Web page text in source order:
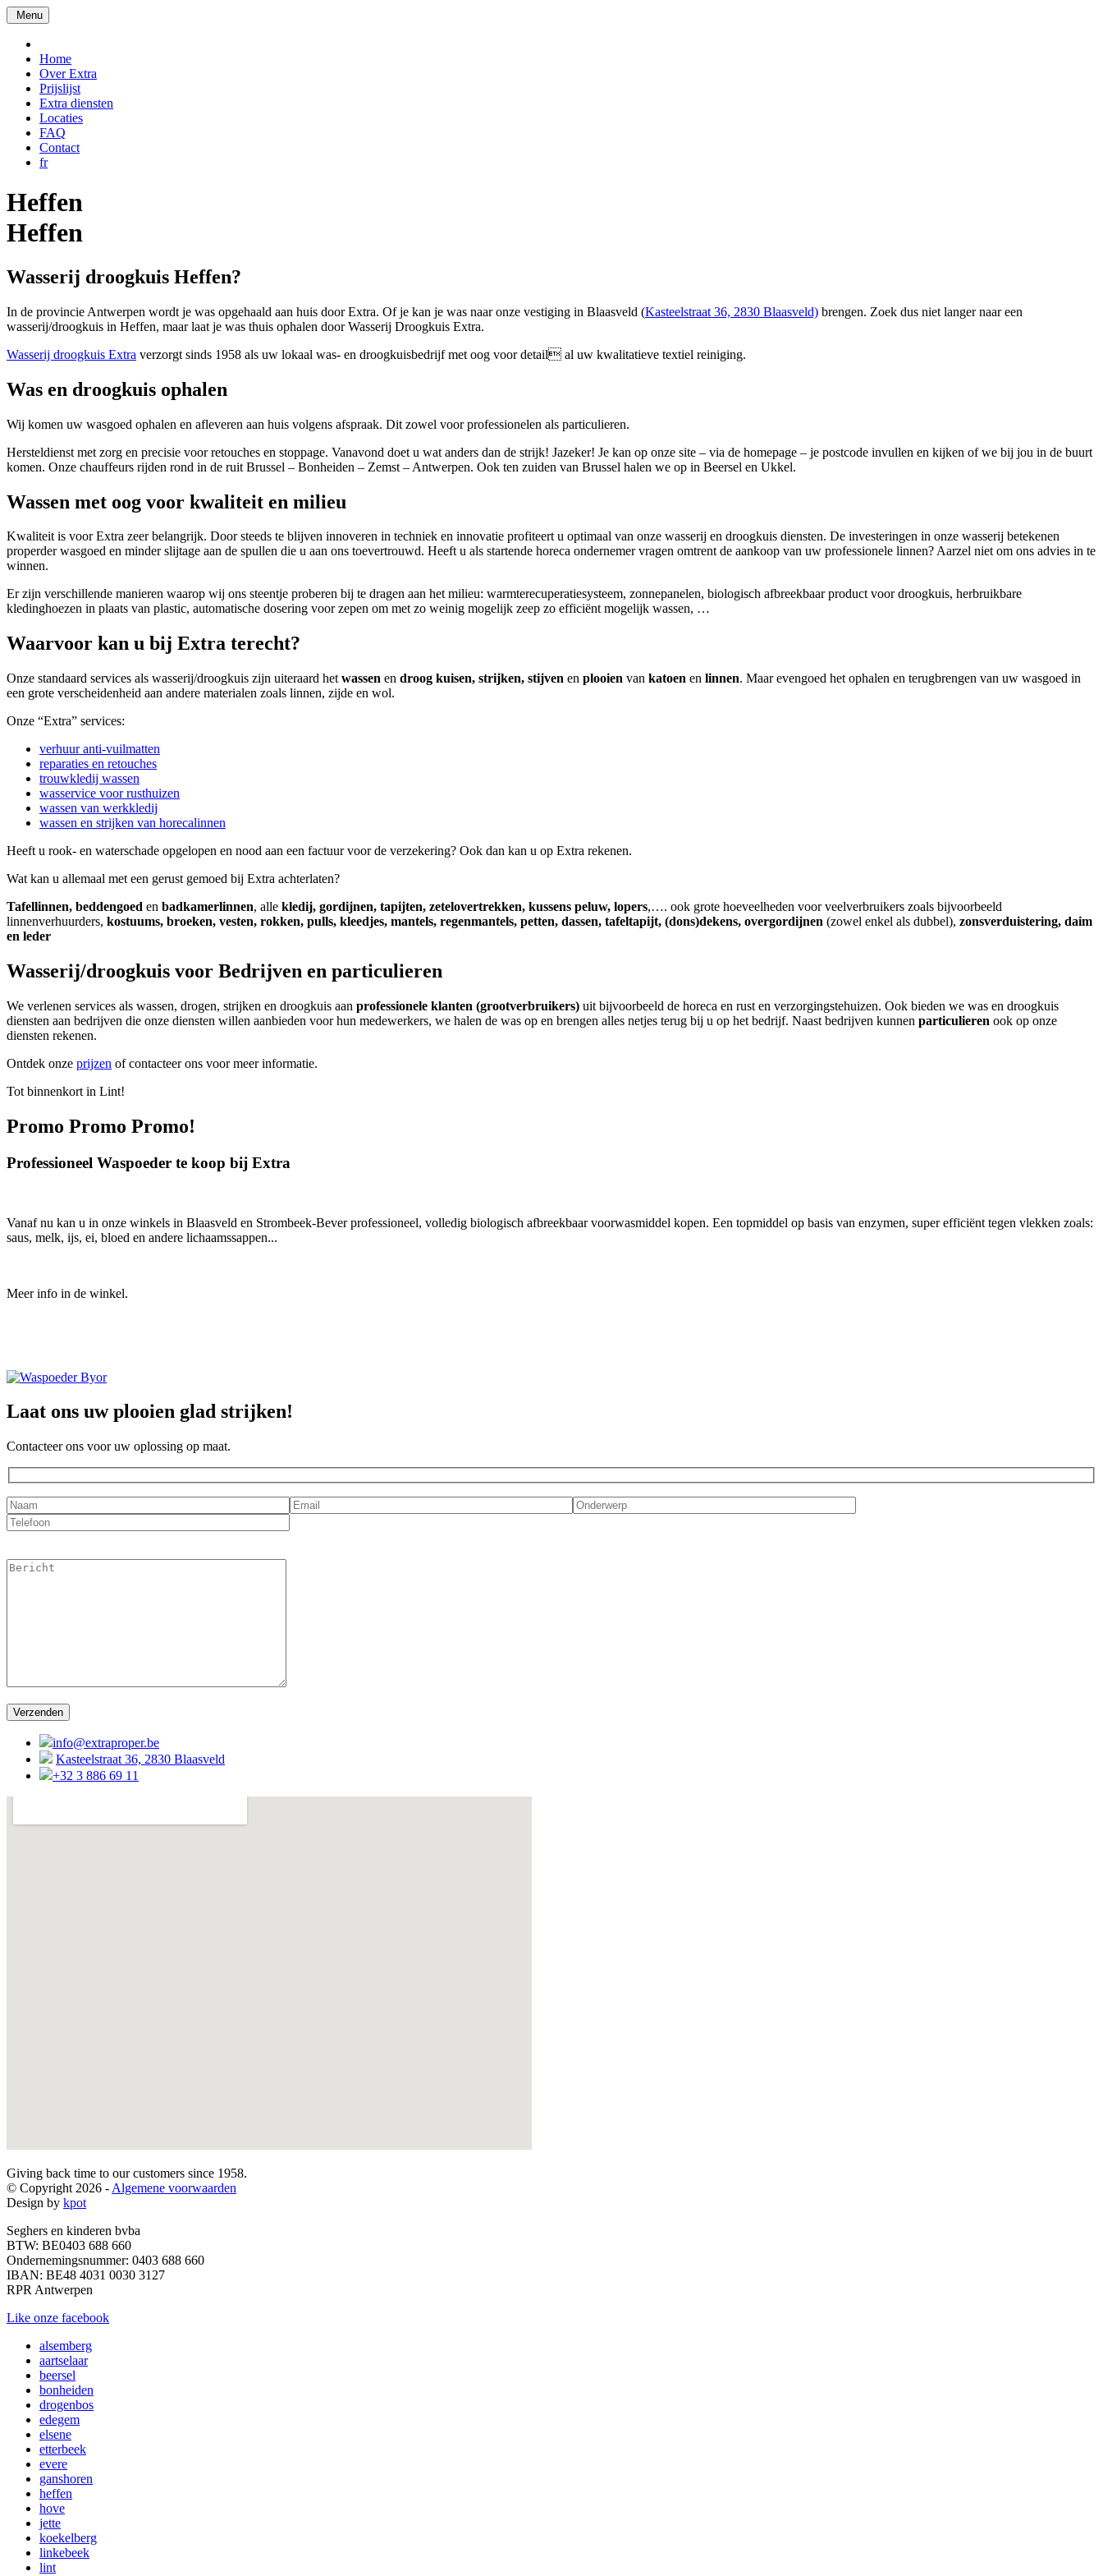
Menu
Home
Over Extra
Prijslijst
Extra diensten
Locaties
FAQ
Contact
fr
Heffen
Heffen
Wasserij droogkuis Heffen?
In de provincie Antwerpen wordt je was opgehaald aan huis door Extra. Of je kan je was naar onze vestiging in Blaasveld (Kasteelstraat 36, 2830 Blaasveld) brengen. Zoek dus niet langer naar een
wasserij/droogkuis in Heffen, maar laat je was thuis ophalen door Wasserij Droogkuis Extra.
Wasserij droogkuis Extra verzorgt sinds 1958 als uw lokaal was- en droogkuisbedrijf met oog voor detail al uw kwalitatieve textiel reiniging.
Was en droogkuis ophalen
Wij komen uw wasgoed ophalen en afleveren aan huis volgens afspraak. Dit zowel voor professionelen als particulieren.
Hersteldienst met zorg en precisie voor retouches en stoppage. Vanavond doet u wat anders dan de strijk! Jazeker! Je kan op onze site – via de homepage – je postcode invullen en kijken of we bij jou in de buurt
komen. Onze chauffeurs rijden rond in de ruit Brussel – Bonheiden – Zemst – Antwerpen. Ook ten zuiden van Brussel halen we op in Beersel en Ukkel.
Wassen met oog voor kwaliteit en milieu
Kwaliteit is voor Extra zeer belangrijk. Door steeds te blijven innoveren in techniek en innovatie profiteert u optimaal van onze wasserij en droogkuis diensten. De investeringen in onze wasserij betekenen
properder wasgoed en minder slijtage aan de spullen die u aan ons toevertrouwd. Heeft u als startende horeca ondernemer vragen omtrent de aankoop van uw professionele linnen? Aarzel niet om ons advies in te
winnen.
Er zijn verschillende manieren waarop wij ons steentje proberen bij te dragen aan het milieu: warmterecuperatiesysteem, zonnepanelen, biologisch afbreekbaar product voor droogkuis, herbruikbare
kledinghoezen in plaats van plastic, automatische dosering voor zepen om met zo weinig mogelijk zeep zo efficiënt mogelijk wassen, …
Waarvoor kan u bij Extra terecht?
Onze standaard services als wasserij/droogkuis zijn uiteraard het wassen en droog kuisen, strijken, stijven en plooien van katoen en linnen. Maar evengoed het ophalen en terugbrengen van uw wasgoed in
een grote verscheidenheid aan andere materialen zoals linnen, zijde en wol.
Onze “Extra” services:
verhuur anti-vuilmatten
reparaties en retouches
trouwkledij wassen
wasservice voor rusthuizen
wassen van werkkledij
wassen en strijken van horecalinnen
Heeft u rook- en waterschade opgelopen en nood aan een factuur voor de verzekering? Ook dan kan u op Extra rekenen.
Wat kan u allemaal met een gerust gemoed bij Extra achterlaten?
Tafellinnen, beddengoed en badkamerlinnen, alle kledij, gordijnen, tapijten, zetelovertrekken, kussens peluw, lopers,…. ook grote hoeveelheden voor veelverbruikers zoals bijvoorbeeld
linnenverhuurders, kostuums, broeken, vesten, rokken, pulls, kleedjes, mantels, regenmantels, petten, dassen, tafeltapijt, (dons)dekens, overgordijnen (zowel enkel als dubbel), zonsverduistering, daim
en leder
Wasserij/droogkuis voor Bedrijven en particulieren
We verlenen services als wassen, drogen, strijken en droogkuis aan professionele klanten (grootverbruikers) uit bijvoorbeeld de horeca en rust en verzorgingstehuizen. Ook bieden we was en droogkuis
diensten aan bedrijven die onze diensten willen aanbieden voor hun medewerkers, we halen de was op en brengen alles netjes terug bij u op het bedrijf. Naast bedrijven kunnen particulieren ook op onze
diensten rekenen.
Ontdek onze prijzen of contacteer ons voor meer informatie.
Tot binnenkort in Lint!
Promo Promo Promo!
Professioneel Waspoeder te koop bij Extra
Vanaf nu kan u in onze winkels in Blaasveld en Strombeek-Bever professioneel, volledig biologisch afbreekbaar voorwasmiddel kopen. Een topmiddel op basis van enzymen, super efficiënt tegen vlekken zoals:
saus, melk, ijs, ei, bloed en andere lichaamssappen...
Meer info in de winkel.
Laat ons uw plooien glad strijken!
Contacteer ons voor uw oplossing op maat.
Gelieve dit veld leeg te laten.
info@extraproper.be
Kasteelstraat 36, 2830 Blaasveld
+32 3 886 69 11
Giving back time to our customers since 1958.
© Copyright 2026 - Algemene voorwaarden
Design by kpot
Seghers en kinderen bvba
BTW: BE0403 688 660
Ondernemingsnummer: 0403 688 660
IBAN: BE48 4031 0030 3127
RPR Antwerpen
Like onze facebook
alsemberg
aartselaar
beersel
bonheiden
drogenbos
edegem
elsene
etterbeek
evere
ganshoren
heffen
hove
jette
koekelberg
linkebeek
lint